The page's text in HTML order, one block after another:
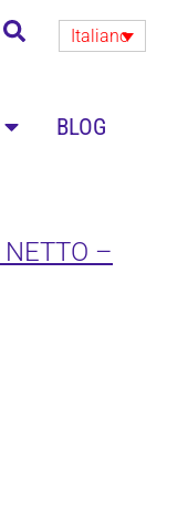
Italiano
BLOG
NETTO –